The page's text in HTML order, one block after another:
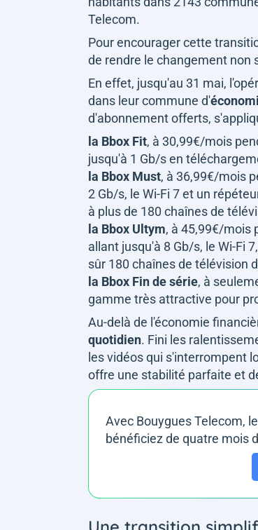
Telecom.
Pour encourager cette
de rendre le changement
En effet, jusqu'au 31 mai,
dans leur commune d'
d'abonnement offerts,
la Bbox Fit, à 30,99€/mois
jusqu'à 1 Gb/s en
la Bbox Must, à 36,99€/mois
2 Gb/s, le Wi-Fi 7 et un
à plus de 180 chaînes de
la Bbox Ultym, à 45,99€/mois
allant jusqu'à 8 Gb/s, le Wi-Fi
sûr 180 chaînes de télévision
la Bbox Fin de série, à
gamme très attractive pour
Au-delà de l'économie
quotidien. Fini les
les vidéos qui s'interrompent
offre une stabilité parfaite et
Avec Bouygues Telecom,
bénéficiez de quatre mois